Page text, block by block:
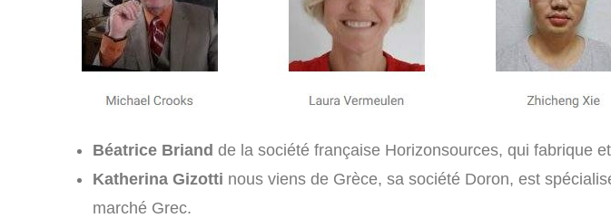
Béatrice Briand de la société française Horizonsources, qui fabrique
Katherina Gizotti nous viens de Grèce, sa société Doron, est
marché Grec.